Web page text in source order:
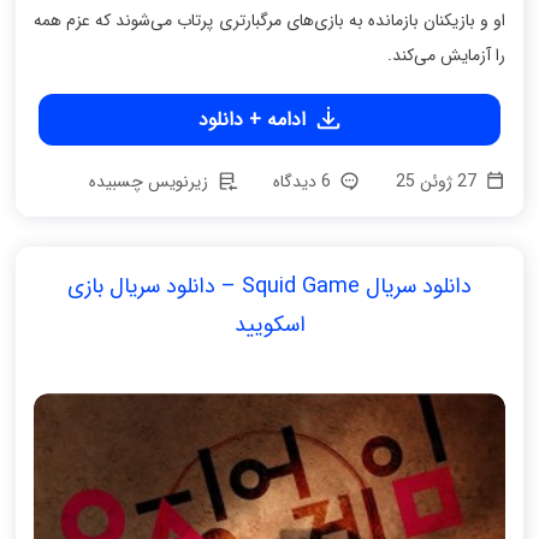
او و بازیکنان بازمانده به بازی‌های مرگبارتری پرتاب می‌شوند که عزم همه
را آزمایش می‌کند.
ادامه + دانلود
27 ژوئن 25 زیرنویس چسبیده
دانلود سریال Squid Game – دانلود سریال بازی
اسکویید